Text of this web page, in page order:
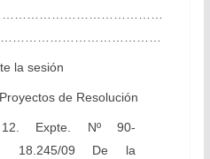
la sesión
de Resolución
12. Expte. Nº 90-
18.245/09 De la